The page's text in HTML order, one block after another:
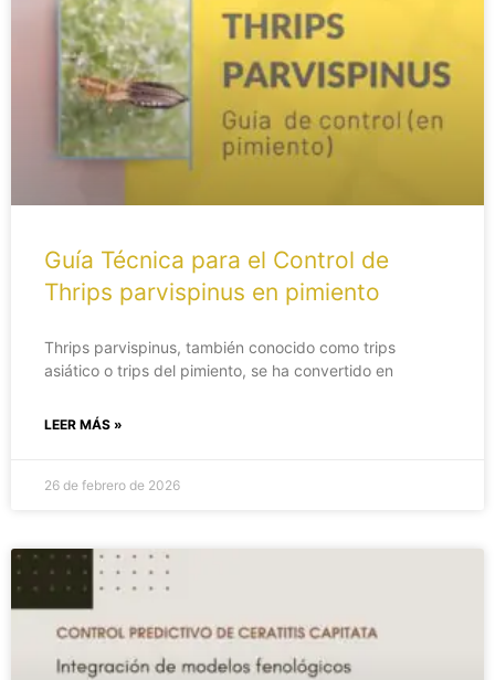
Guía Técnica para el Control de
Thrips parvispinus en pimiento
Thrips parvispinus, también conocido como trips
asiático o trips del pimiento, se ha convertido en
LEER MÁS »
26 de febrero de 2026